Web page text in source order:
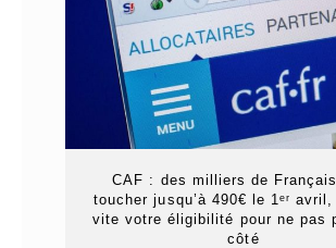
CAF : des milliers de
toucher jusqu’à 490€ le 1ᵉʳ
vite votre éligibilité pour ne pas
côté